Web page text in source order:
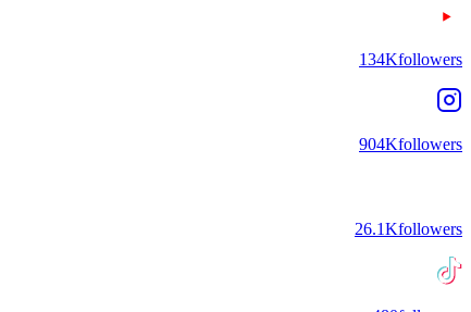
134Kfollowers
904Kfollowers
26.1Kfollowers